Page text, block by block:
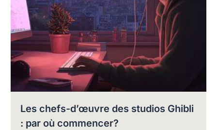
Les chefs-d’œuvre des studios Ghibli
: par où commencer?